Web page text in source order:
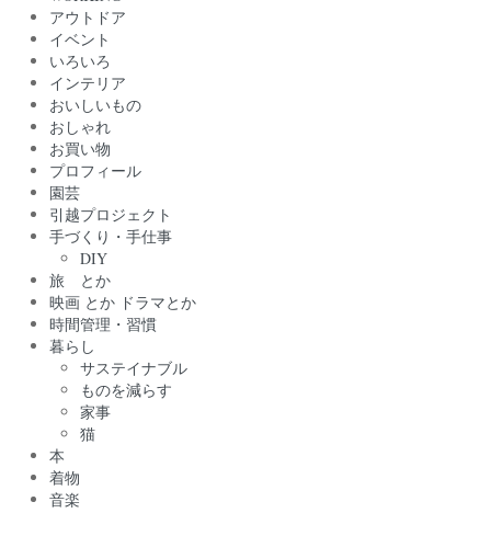
アウトドア
イベント
いろいろ
インテリア
おいしいもの
おしゃれ
お買い物
プロフィール
園芸
引越プロジェクト
手づくり・手仕事
DIY
旅 とか
映画 とか ドラマとか
時間管理・習慣
暮らし
サステイナブル
ものを減らす
家事
猫
本
着物
音楽